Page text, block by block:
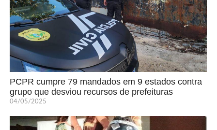
PCPR cumpre 79 mandados em 9 estados contra
grupo que desviou recursos de prefeituras
04/05/2025